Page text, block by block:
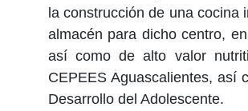
la construcción de una
almacén para dicho centro,
así como de alto valor
CEPEES Aguascalientes, así
Desarrollo del Adolescente.